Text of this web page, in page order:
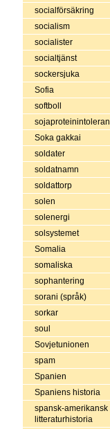
socialförsäkring
socialism
socialister
socialtjänst
sockersjuka
Sofia
softboll
Soka gakkai
soldater
soldatnamn
soldattorp
solen
solenergi
solsystemet
Somalia
somaliska
sophantering
sorani (språk)
sorkar
soul
Sovjetunionen
spam
Spanien
Spaniens historia
spansk-amerikansk
litteraturhistoria